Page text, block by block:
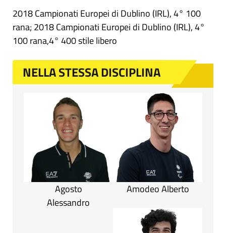
2018 Campionati Europei di Dublino (IRL), 4° 100
rana; 2018 Campionati Europei di Dublino (IRL), 4°
100 rana,4° 400 stile libero
NELLA STESSA DISCIPLINA
Agosto
Alessandro
Amodeo Alberto